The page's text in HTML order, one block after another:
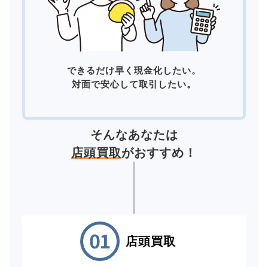
できるだけ早く現金化したい。
対面で安心して取引したい。
そんなあなたは
店頭買取がおすすめ！
店頭買取